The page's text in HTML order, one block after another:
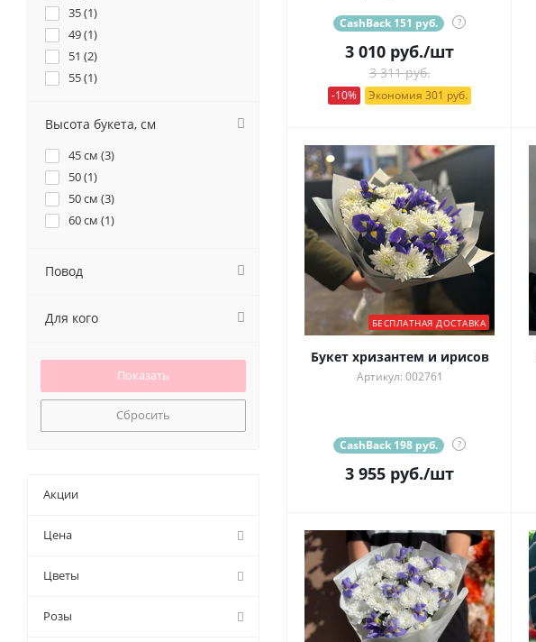
CashBack 151 руб. ?
3 010 руб./шт
3 311 руб.
-10% Экономия 301 руб.
БЕСПЛАТНАЯ ДОСТАВКА
Букет хризантем и ирисов
Артикул: 002761
CashBack 198 руб. ?
3 955 руб./шт
35 (1)
49 (1)
51 (2)
55 (1)
Высота букета, см
45 см (3)
50 (1)
50 см (3)
60 см (1)
Повод
Для кого
Сбросить
Акции
Цена
Цветы
Розы